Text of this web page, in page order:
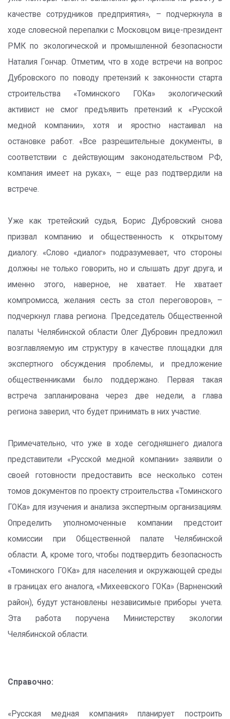
качестве сотрудников предприятия», – подчеркнула в
ходе словесной перепалки с Московцом вице-президент
РМК по экологической и промышленной безопасности
Наталия Гончар. Отметим, что в ходе встречи на вопрос
Дубровского по поводу претензий к законности старта
строительства «Томинского ГОКа» экологический
активист не смог предъявить претензий к «Русской
медной компании», хотя и яростно настаивал на
остановке работ. «Все разрешительные документы, в
соответствии с действующим законодательством РФ,
компания имеет на руках», – еще раз подтвердили на
встрече.
Уже как третейский судья, Борис Дубровский снова
призвал компанию и общественность к открытому
диалогу. «Слово «диалог» подразумевает, что стороны
должны не только говорить, но и слышать друг друга, и
именно этого, наверное, не хватает. Не хватает
компромисса, желания сесть за стол переговоров», –
подчеркнул глава региона. Председатель Общественной
палаты Челябинской области Олег Дубровин предложил
возглавляемую им структуру в качестве площадки для
экспертного обсуждения проблемы, и предложение
общественниками было поддержано. Первая такая
встреча запланирована через две недели, а глава
региона заверил, что будет принимать в них участие.
Примечательно, что уже в ходе сегодняшнего диалога
представители «Русской медной компании» заявили о
своей готовности предоставить все несколько сотен
томов документов по проекту строительства «Томинского
ГОКа» для изучения и анализа экспертным организациям.
Определить уполномоченные компании предстоит
комиссии при Общественной палате Челябинской
области. А, кроме того, чтобы подтвердить безопасность
«Томинского ГОКа» для населения и окружающей среды
в границах его аналога, «Михеевского ГОКа» (Варненский
район), будут установлены независимые приборы учета.
Эта работа поручена Министерству экологии
Челябинской области.
Справочно:
«Русская медная компания» планирует построить